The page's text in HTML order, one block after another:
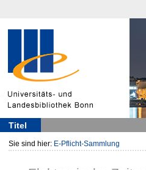
Titel
Sie sind hier: E-Pflicht-Sammlung